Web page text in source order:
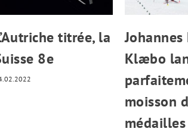
titrée, la
8e
Klæbo
moisson
médailles